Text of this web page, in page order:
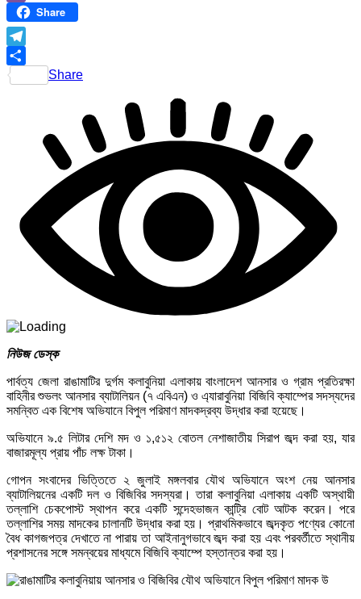
ViberShare
Telegram
Share
নিউজ ডেস্ক
পার্বত্য জেলা রাঙামাটির দুর্গম কলাবুনিয়া এলাকায় বাংলাদেশ আনসার ও গ্রাম প্রতিরক্ষা
বাহিনীর শুভলং আনসার ব্যাটালিয়ন (৭ এবিএন) ও এ্যারাবুনিয়া বিজিবি ক্যাম্পের সদস্যদের
সমন্বিত এক বিশেষ অভিযানে বিপুল পরিমাণ মাদকদ্রব্য উদ্ধার করা হয়েছে।
অভিযানে ৯.৫ লিটার দেশি মদ ও ১,৫১২ বোতল নেশাজাতীয় সিরাপ জব্দ করা হয়, যার
বাজারমূল্য প্রায় পাঁচ লক্ষ টাকা।
গোপন সংবাদের ভিত্তিতে ২ জুলাই মঙ্গলবার যৌথ অভিযানে অংশ নেয় আনসার
ব্যাটালিয়নের একটি দল ও বিজিবির সদস্যরা। তারা কলাবুনিয়া এলাকায় একটি অস্থায়ী
তল্লাশি চেকপোস্ট স্থাপন করে একটি সন্দেহভাজন কান্ট্রি বোট আটক করেন। পরে
তল্লাশির সময় মাদকের চালানটি উদ্ধার করা হয়। প্রাথমিকভাবে জব্দকৃত পণ্যের কোনো
বৈধ কাগজপত্র দেখাতে না পারায় তা আইনানুগভাবে জব্দ করা হয় এবং পরবর্তীতে স্থানীয়
প্রশাসনের সঙ্গে সমন্বয়ের মাধ্যমে বিজিবি ক্যাম্পে হস্তান্তর করা হয়।